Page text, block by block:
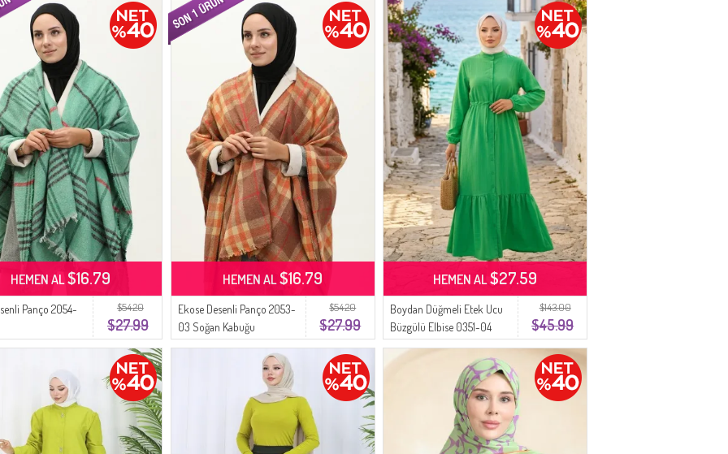
$54.20
$27.99
Panço 2054-
HEMEN AL$16.79
$54.20
$27.99
Ekose Desenli Panço 2053-
03 Soğan Kabuğu
HEMEN AL$16.79
$143.00
$45.99
Boydan Düğmeli Etek Ucu
Büzgülü Elbise 0351-04
Yeşil
HEMEN AL$27.59